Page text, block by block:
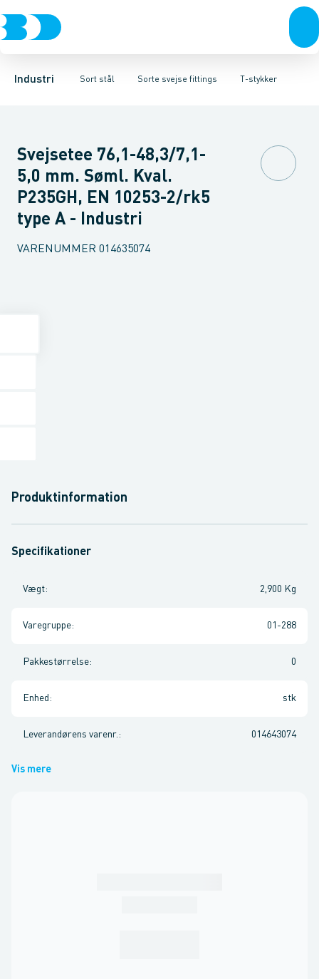
Industri Sort stål
VentilerRustfrit stål Sort stålGalvaniseret stålPlastIndustri
Sorte svejse fittings
Sorte rør Sorte gevindfittingsSorte svejse fittingsSorte
T-stykker
Bøjninger T-stykkerExcentriske reduktioner Koncentriske
Svejsetee 76,1-48,3/7,1-
5,0 mm. Søml. Kval.
P235GH, EN 10253-2/rk5
type A - Industri
VARENUMMER 014635074
Produktinformation
Specifikationer
Vægt: 2,900 Kg
Varegruppe: 01-288
Pakkestørrelse: 0
Enhed : stk
Leverandørens varenr. : 014643074
Vis mere